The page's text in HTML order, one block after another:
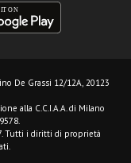
De Grassi 12/12A, 20123
alla C.C.I.A.A. di Milano
Tutti i diritti di proprietà